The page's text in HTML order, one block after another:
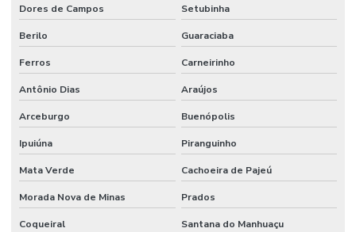
Dores de Campos Setubinha
Berilo Guaraciaba
Ferros Carneirinho
Antônio Dias Araújos
Arceburgo Buenópolis
Ipuiúna Piranguinho
Mata Verde Cachoeira de Pajeú
Morada Nova de Minas Prados
Coqueiral Santana do Manhuaçu